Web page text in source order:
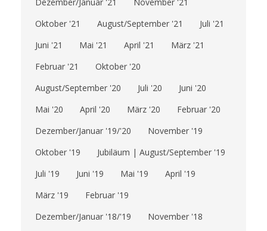
Oktober '21
August/September '21
Juli '21
Juni '21
Mai '21 April '21
März '21
Februar '21
Oktober '20
August/September '20
Juli '20
Juni '20
Mai '20
April '20 März '20
Februar '20
Dezember/Januar '19/'20
November '19
Oktober '19
Jubiläum | August/September '19
Juli '19
Juni '19 Mai '19
April '19
März '19
Februar '19
Dezember/Januar '18/'19
November '18